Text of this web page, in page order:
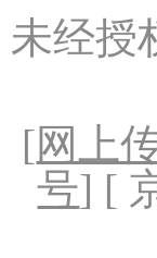
未经授
[网上
号] [